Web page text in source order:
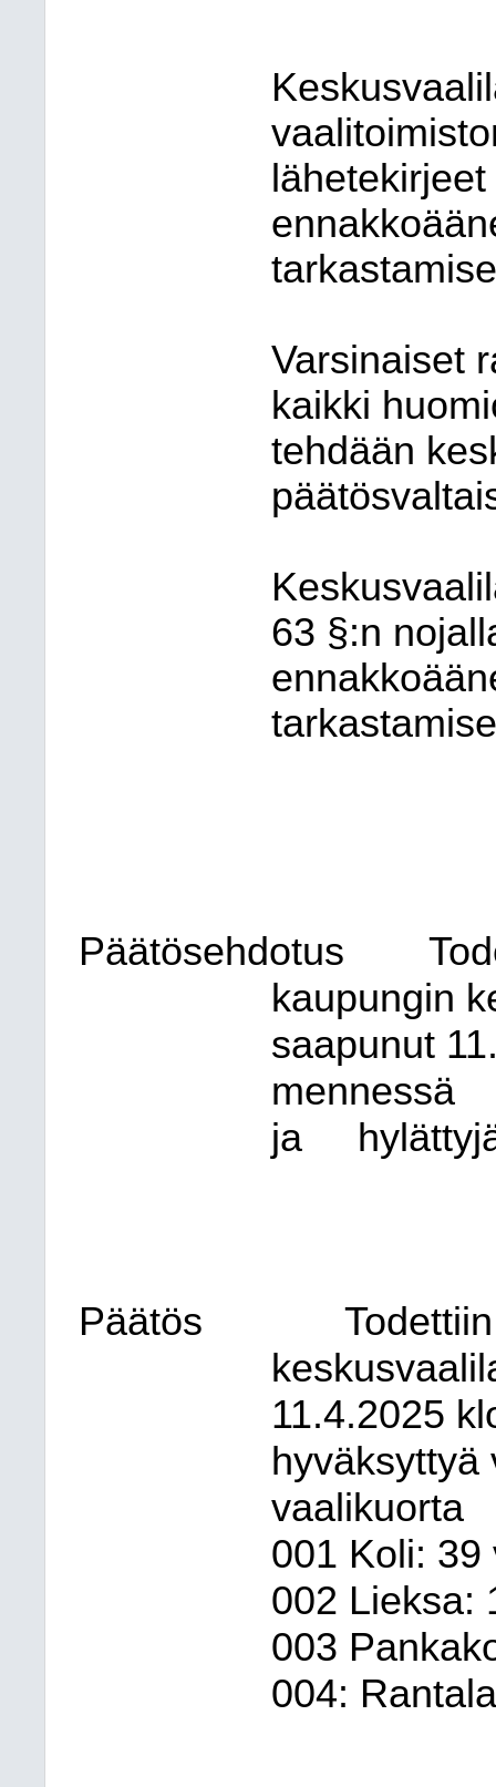
Varsinaiset
kaikki
tehdään
63 §:n
Päätösehdotus
kaupungin
saapunut
mennessä
ja
Päätös
11.4.2025
hyväksyttyä
vaalikuorta
001 Koli: 39
002 Lieksa:
003
004: